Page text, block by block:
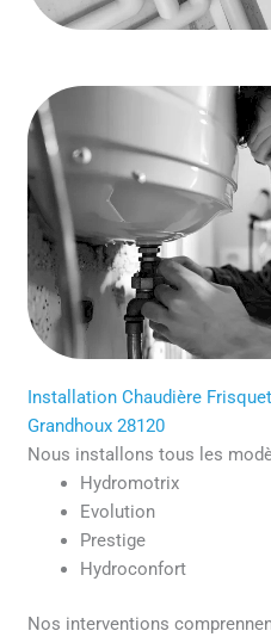
Installation Chaudière
Grandhoux 28120
Nous installons tous les
Hydromotrix
Evolution
Prestige
Hydroconfort
Nos interventions